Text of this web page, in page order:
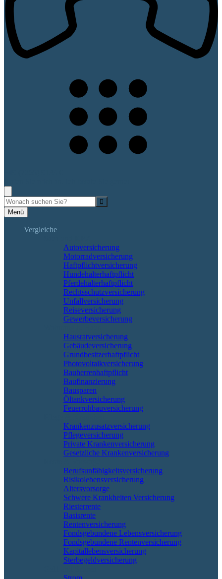
Menü
Vergleiche
Autoversicherung
Motorradversicherung
Haftpflichtversicherung
Hundehalterhaftpflicht
Pferdehalterhaftpflicht
Rechtsschutzversicherung
Unfallversicherung
Reiseversicherung
Gewerbeversicherung
Hausratversicherung
Gebäudeversicherung
Grundbesitzerhaftpflicht
Photovoltaikversicherung
Bauherrenhaftpflicht
Baufinanzierung
Bausparen
Öltankversicherung
Feuerrohbauversicherung
Krankenzusatzversicherung
Pflegeversicherung
Private Krankenversicherung
Gesetzliche Krankenversicherung
Berufs­unfähigkeitsversicherung
Risikolebensversicherung
Altersvorsorge
Schwere Krankheiten Versicherung
Riesterrente
Basisrente
Rentenversicherung
Fondsgebundene Lebensversicherung
Fondsgebundene Rentenversicherung
Kapitallebensversicherung
Sterbegeldversicherung